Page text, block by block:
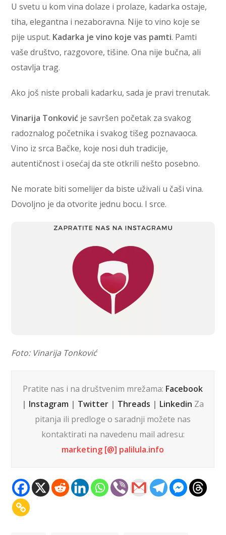
U svetu u kom vina dolaze i prolaze, kadarka ostaje,
tiha, elegantna i nezaboravna. Nije to vino koje se
pije usput. Kadarka je vino koje vas pamti. Pamti
vaše društvo, razgovore, tišine. Ona nije bučna, ali
ostavlja trag.
Ako još niste probali kadarku, sada je pravi trenutak.
Vinarija Tonković je savršen početak za svakog
radoznalog početnika i svakog tišeg poznavaoca.
Vino iz srca Bačke, koje nosi duh tradicije,
autentičnost i osećaj da ste otkrili nešto posebno.
Ne morate biti somelijer da biste uživali u čaši vina.
Dovoljno je da otvorite jednu bocu. I srce.
Foto: Vinarija Tonković
Pratite nas i na društvenim mrežama: Facebook
| Instagram | Twitter | Threads | Linkedin Za
pitanja ili predloge o saradnji možete nas
kontaktirati na navedenu mail adresu:
marketing [@] palilula.info